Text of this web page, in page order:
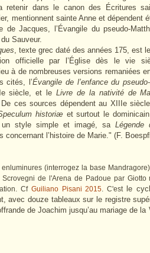
retenir dans le canon des Écritures
mentionnent sainte Anne et dépendent
de Jacques, l’Évangile du pseudo-
Sauveur.
, texte grec daté des années 175, est
officielle par l’Église dès le vie
à de nombreuses versions remaniées
cités, l’Évangile de l’enfance du
siècle, et le Livre de la nativité de
De ces sources dépendent au XIIIe
historiæ et surtout le
style simple et imagé, sa Légende
concernant l’histoire de Marie." (F.
(interrogez la base
de l'Arena de Padoue par Giotto
Cf Guiliano Pisani 2015. C'est le
avec douze tableaux sur le registre
de Joachim jusqu’au mariage de